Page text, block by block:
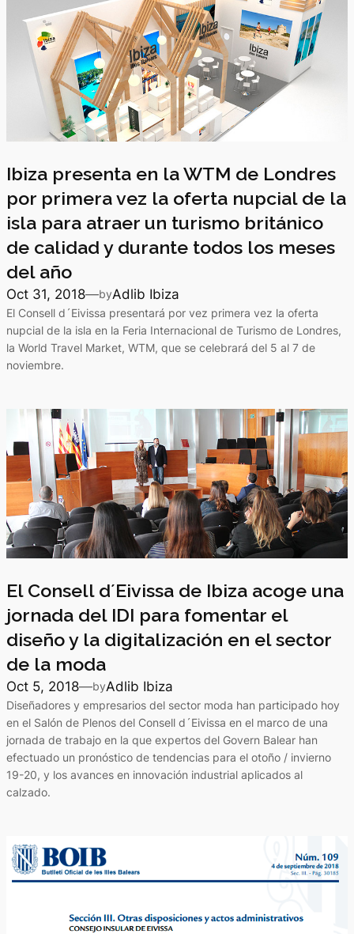
Ibiza presenta en la WTM de Londres
por primera vez la oferta nupcial de la
isla para atraer un turismo británico
de calidad y durante todos los meses
del año
Oct 31, 2018—byAdlib Ibiza
El Consell d´Eivissa presentará por vez primera vez la oferta
nupcial de la isla en la Feria Internacional de Turismo de Londres,
la World Travel Market, WTM, que se celebrará del 5 al 7 de
noviembre.
El Consell d´Eivissa de Ibiza acoge una
jornada del IDI para fomentar el
diseño y la digitalización en el sector
de la moda
Oct 5, 2018—byAdlib Ibiza
Diseñadores y empresarios del sector moda han participado hoy
en el Salón de Plenos del Consell d´Eivissa en el marco de una
jornada de trabajo en la que expertos del Govern Balear han
efectuado un pronóstico de tendencias para el otoño / invierno
19-20, y los avances en innovación industrial aplicados al
calzado.